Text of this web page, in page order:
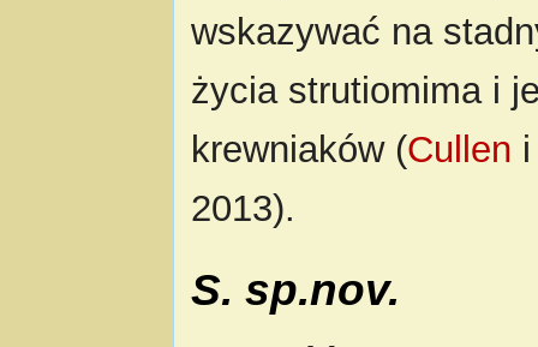
wskazywać na
życia strutiomima i
krewniaków (Cullen
2013).
S. sp.nov.